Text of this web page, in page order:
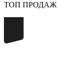
ТОП ПРОДАЖ